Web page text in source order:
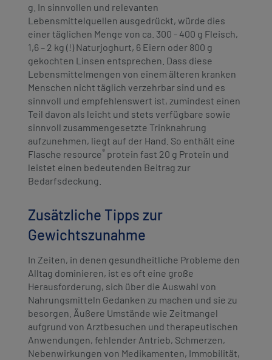
g. In sinnvollen und relevanten
Lebensmittelquellen ausgedrückt, würde dies
einer täglichen Menge von ca. 300 - 400 g Fleisch,
1,6 – 2 kg (!) Naturjoghurt, 6 Eiern oder 800 g
gekochten Linsen entsprechen. Dass diese
Lebensmittelmengen von einem älteren kranken
Menschen nicht täglich verzehrbar sind und es
sinnvoll und empfehlenswert ist, zumindest einen
Teil davon als leicht und stets verfügbare sowie
sinnvoll zusammengesetzte Trinknahrung
aufzunehmen, liegt auf der Hand. So enthält eine
Flasche resource®protein fast 20 g Protein und
leistet einen bedeutenden Beitrag zur
Bedarfsdeckung.
Zusätzliche Tipps zur
Gewichtszunahme
In Zeiten, in denen gesundheitliche Probleme den
Alltag dominieren, ist es oft eine große
Herausforderung, sich über die Auswahl von
Nahrungsmitteln Gedanken zu machen und sie zu
besorgen. Äußere Umstände wie Zeitmangel
aufgrund von Arztbesuchen und therapeutischen
Anwendungen, fehlender Antrieb, Schmerzen,
Nebenwirkungen von Medikamenten, Immobilität,